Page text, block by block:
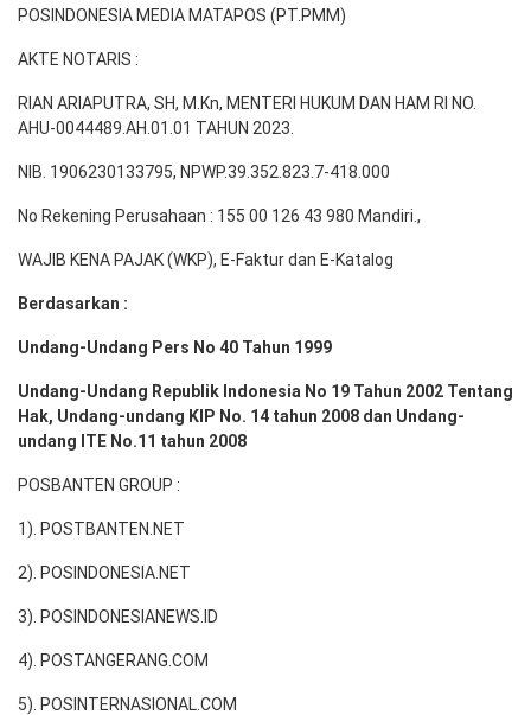
POSINDONESIA MEDIA MATAPOS (PT.PMM)
AKTE NOTARIS :
RIAN ARIAPUTRA, SH, M.Kn, MENTERI HUKUM DAN HAM RI NO.
AHU-0044489.AH.01.01 TAHUN 2023.
NIB. 1906230133795, NPWP.39.352.823.7-418.000
No Rekening Perusahaan : 155 00 126 43 980 Mandiri.,
WAJIB KENA PAJAK (WKP), E-Faktur dan E-Katalog
Berdasarkan :
Undang-Undang Pers No 40 Tahun 1999
Undang-Undang Republik Indonesia No 19 Tahun 2002 Tentang
Hak, Undang-undang KIP No. 14 tahun 2008 dan Undang-
undang ITE No.11 tahun 2008
POSBANTEN GROUP :
1). POSTBANTEN.NET
2). POSINDONESIA.NET
3). POSINDONESIANEWS.ID
4). POSTANGERANG.COM
5). POSINTERNASIONAL.COM